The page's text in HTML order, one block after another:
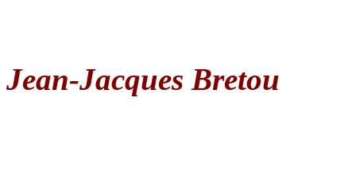
Jean-Jacques Bretou